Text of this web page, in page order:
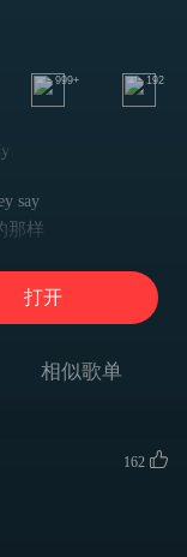
999+ 192
say
那样
打开
相似歌单
162